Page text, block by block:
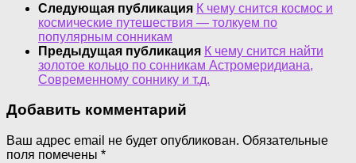
Следующая публикация К чему снится космос и
космические путешествия — толкуем по
популярным сонникам
Предыдущая публикация К чему снится найти
золотое кольцо по сонникам Астромеридиана,
Современному соннику и т.д.
Добавить комментарий
Ваш адрес email не будет опубликован. Обязательные
поля помечены *